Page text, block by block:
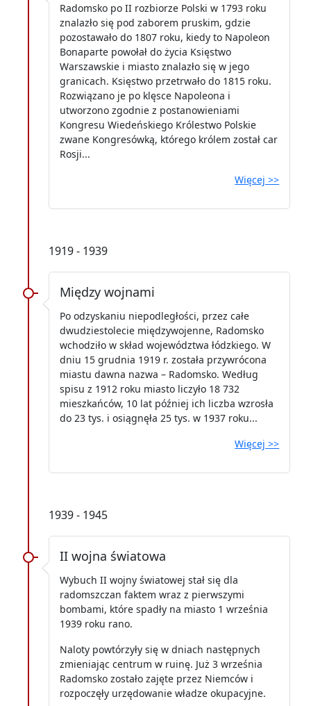
Radomsko po II rozbiorze Polski w 1793 roku
znalazło się pod zaborem pruskim, gdzie
pozostawało do 1807 roku, kiedy to Napoleon
Bonaparte powołał do życia Księstwo
Warszawskie i miasto znalazło się w jego
granicach. Księstwo przetrwało do 1815 roku.
Rozwiązano je po klęsce Napoleona i
utworzono zgodnie z postanowieniami
Kongresu Wiedeńskiego Królestwo Polskie
zwane Kongresówką, którego królem został car
Rosji...
Więcej >>
1919 - 1939
Między wojnami
Po odzyskaniu niepodległości, przez całe
dwudziestolecie międzywojenne, Radomsko
wchodziło w skład województwa łódzkiego. W
dniu 15 grudnia 1919 r. została przywrócona
miastu dawna nazwa – Radomsko. Według
spisu z 1912 roku miasto liczyło 18 732
mieszkańców, 10 lat później ich liczba wzrosła
do 23 tys. i osiągnęła 25 tys. w 1937 roku...
Więcej >>
1939 - 1945
II wojna światowa
Wybuch II wojny światowej stał się dla
radomszczan faktem wraz z pierwszymi
bombami, które spadły na miasto 1 września
1939 roku rano.
Naloty powtórzyły się w dniach następnych
zmieniając centrum w ruinę. Już 3 września
Radomsko zostało zajęte przez Niemców i
rozpoczęły urzędowanie władze okupacyjne.